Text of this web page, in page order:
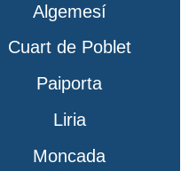
Algemesí
Cuart de Poblet
Paiporta
Liria
Moncada